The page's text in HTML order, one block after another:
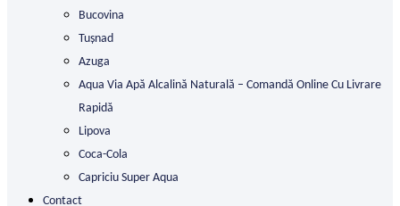
Bucovina
Tușnad
Azuga
Aqua Via Apă Alcalină Naturală – Comandă Online Cu Livrare
Rapidă
Lipova
Coca-Cola
Capriciu Super Aqua
Contact